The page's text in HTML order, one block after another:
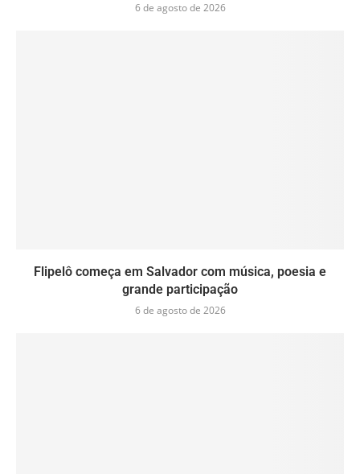
6 de agosto de 2026
Flipelô começa em Salvador com música, poesia e
grande participação
6 de agosto de 2026